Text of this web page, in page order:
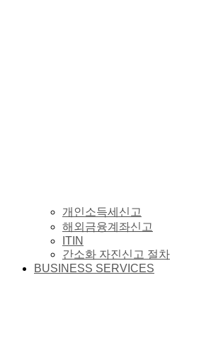
개인소득세신고
해외금융계좌신고
ITIN
간소화 자진신고 절차
BUSINESS SERVICES